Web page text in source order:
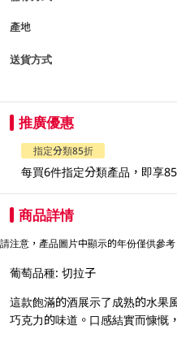
產地
送貨方式
推廣優惠
指定分類85折
每買6件指定分類產品，即享
商品詳情
請注意，產品圖片中顯示的年份僅供參
葡萄品種: 切拉子
這款飽滿的酒展示了成熟的水果
巧克力的味道。口感結實而慷慨